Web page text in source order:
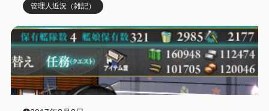
管理人近況（雑記）